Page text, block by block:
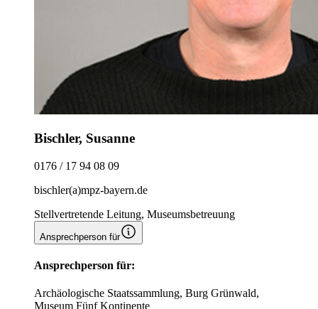
Bischler, Susanne
0176 / 17 94 08 09
bischler(a)mpz-bayern.de
Stellvertretende Leitung, Museumsbetreuung
Ansprechperson für
Ansprechperson für:
Archäologische Staatssammlung, Burg Grünwald,
Museum Fünf Kontinente